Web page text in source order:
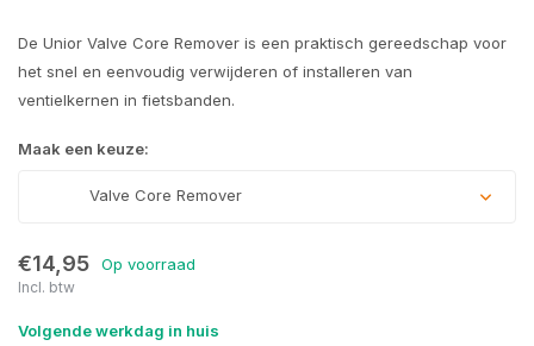
De Unior Valve Core Remover is een praktisch gereedschap voor
het snel en eenvoudig verwijderen of installeren van
ventielkernen in fietsbanden.
Maak een keuze:
Valve Core Remover
€14,95 Op voorraad
Incl. btw
Volgende werkdag in huis